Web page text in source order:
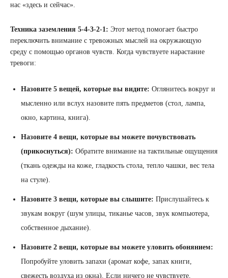
нас «здесь и сейчас».
Техника заземления 5-4-3-2-1: Этот метод помогает быстро
переключить внимание с тревожных мыслей на окружающую
среду с помощью органов чувств. Когда чувствуете нарастание
тревоги:
Назовите 5 вещей, которые вы видите: Оглянитесь вокруг и
мысленно или вслух назовите пять предметов (стол, лампа,
окно, картина, книга).
Назовите 4 вещи, которые вы можете почувствовать
(прикоснуться): Обратите внимание на тактильные ощущения
(ткань одежды на коже, гладкость стола, тепло чашки, вес тела
на стуле).
Назовите 3 вещи, которые вы слышите: Прислушайтесь к
звукам вокруг (шум улицы, тиканье часов, звук компьютера,
собственное дыхание).
Назовите 2 вещи, которые вы можете уловить обонянием:
Попробуйте уловить запахи (аромат кофе, запах книги,
свежесть воздуха из окна). Если ничего не чувствуете,